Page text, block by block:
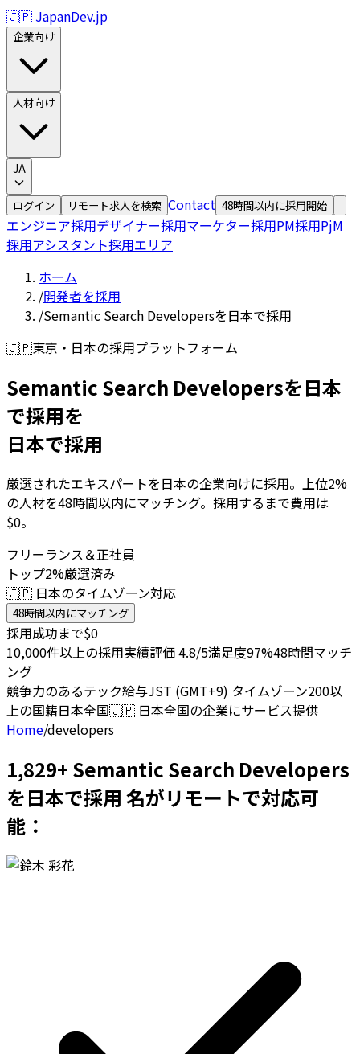
🇯🇵 JapanDev.jp
企業向け
人材向け
JA
ログイン リモート求人を検索 Contact 48時間以内に採用開始
エンジニア採用デザイナー採用マーケター採用PM採用PjM
採用アシスタント採用エリア
ホーム
/開発者を採用
/Semantic Search Developersを日本で採用
🇯🇵東京・日本の採用プラットフォーム
Semantic Search Developersを日本
で採用を
日本で採用
厳選されたエキスパートを日本の企業向けに採用。上位2%
の人材を48時間以内にマッチング。採用するまで費用は
$0。
フリーランス＆正社員
トップ2%厳選済み
🇯🇵 日本のタイムゾーン対応
48時間以内にマッチング
採用成功まで$0
10,000件以上の採用実績評価 4.8/5満足度97%48時間マッチ
ング
競争力のあるテック給与JST (GMT+9) タイムゾーン200以
上の国籍日本全国🇯🇵 日本全国の企業にサービス提供
Home/developers
1,829+ Semantic Search Developers
を日本で採用 名がリモートで対応可
能：